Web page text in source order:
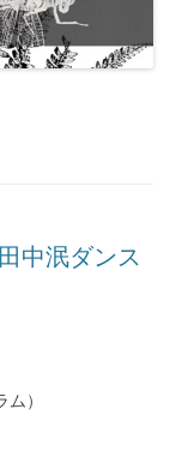
中泯ダンス
）